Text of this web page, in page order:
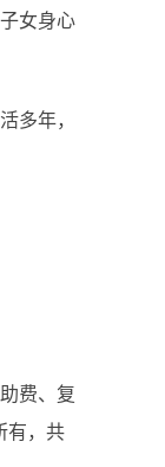
女身心
多年，
费、复
有，共